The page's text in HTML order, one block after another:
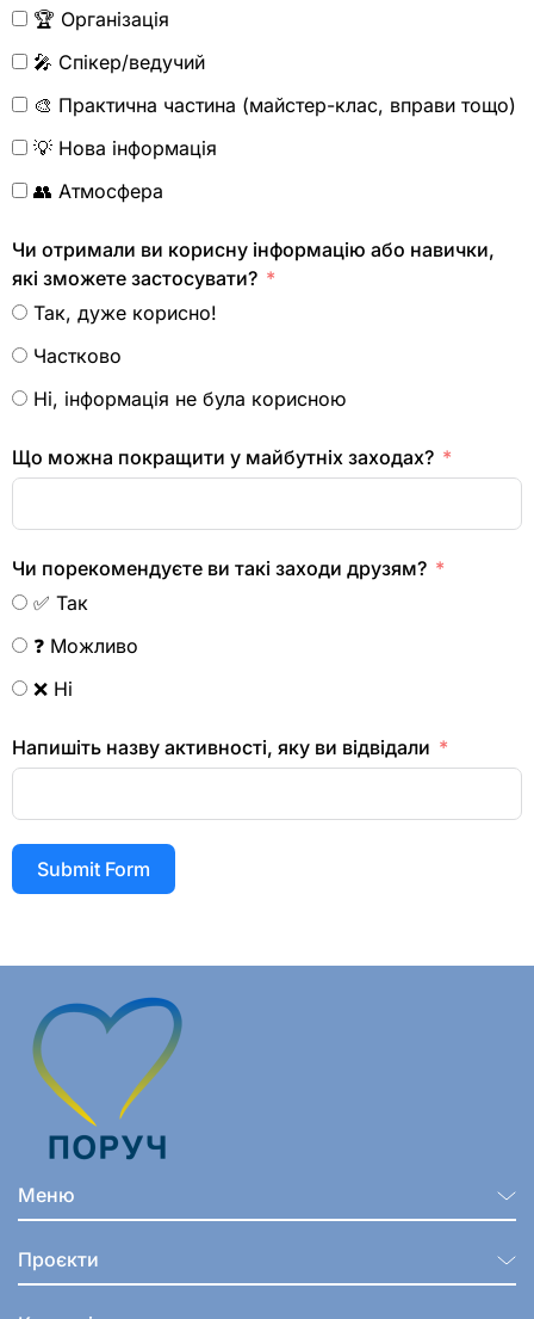
🏆 Організація
🎤 Спікер/ведучий
🎨 Практична частина (майстер-клас, вправи тощо)
💡 Нова інформація
👥 Атмосфера
Чи отримали ви корисну інформацію або навички,
які зможете застосувати?
Так, дуже корисно!
Частково
Ні, інформація не була корисною
Що можна покращити у майбутніх заходах?
Чи порекомендуєте ви такі заходи друзям?
✅ Так
❓ Можливо
❌ Ні
Напишіть назву активності, яку ви відвідали
Submit Form
Меню
Проєкти